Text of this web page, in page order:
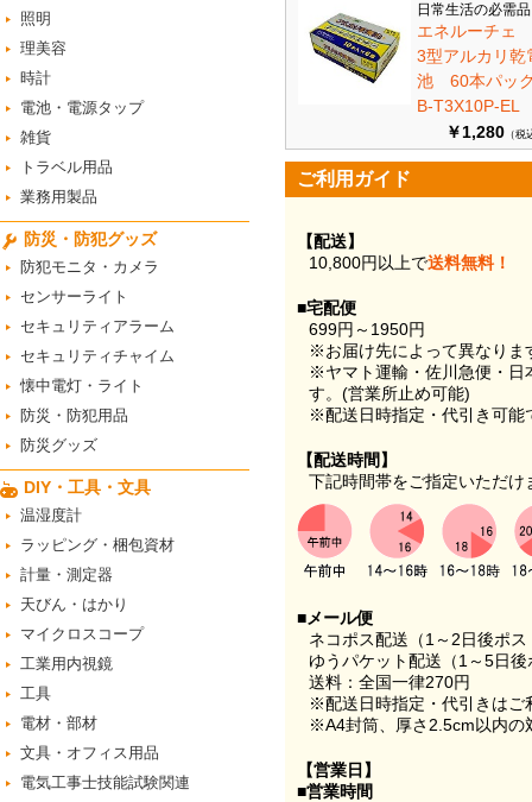
照明
理美容
時計
電池・電源タップ
雑貨
トラベル用品
業務用製品
防災・防犯グッズ
防犯モニタ・カメラ
センサーライト
セキュリティアラーム
セキュリティチャイム
懐中電灯・ライト
防災・防犯用品
防災グッズ
DIY・工具・文具
温湿度計
ラッピング・梱包資材
計量・測定器
天びん・はかり
マイクロスコープ
工業用内視鏡
工具
電材・部材
文具・オフィス用品
電気工事士技能試験関連
日常生活の必需
エネルーチェ
3型アルカリ乾
池 60本パ
B-T3X10P-EL
￥1,280 （税
ご利用ガイド
【配送】
10,800円以上で送料無料！
■宅配便
699円～1950円
※お届け先によって異なりま
※ヤマト運輸・佐川急便・日
す。(営業所止め可能)
※配送日時指定・代引き可能
【配送時間】
下記時間帯をご指定いただけ
■メール便
ネコポス配送（1～2日後ポ
ゆうパケット配送（1～5日
送料：全国一律270円
※配送日時指定・代引きはご
※A4封筒、厚さ2.5cm以内の
【営業日】
■営業時間